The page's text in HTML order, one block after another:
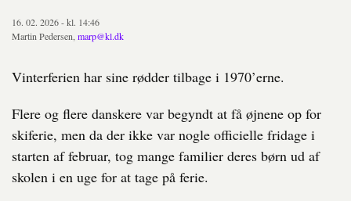
16. 02. 2026 - kl. 14:46
Martin Pedersen, marp@kl.dk
Vinterferien har sine rødder tilbage i 1970’erne.
Flere og flere danskere var begyndt at få øjnene op for
skiferie, men da der ikke var nogle officielle fridage i
starten af februar, tog mange familier deres børn ud af
skolen i en uge for at tage på ferie.